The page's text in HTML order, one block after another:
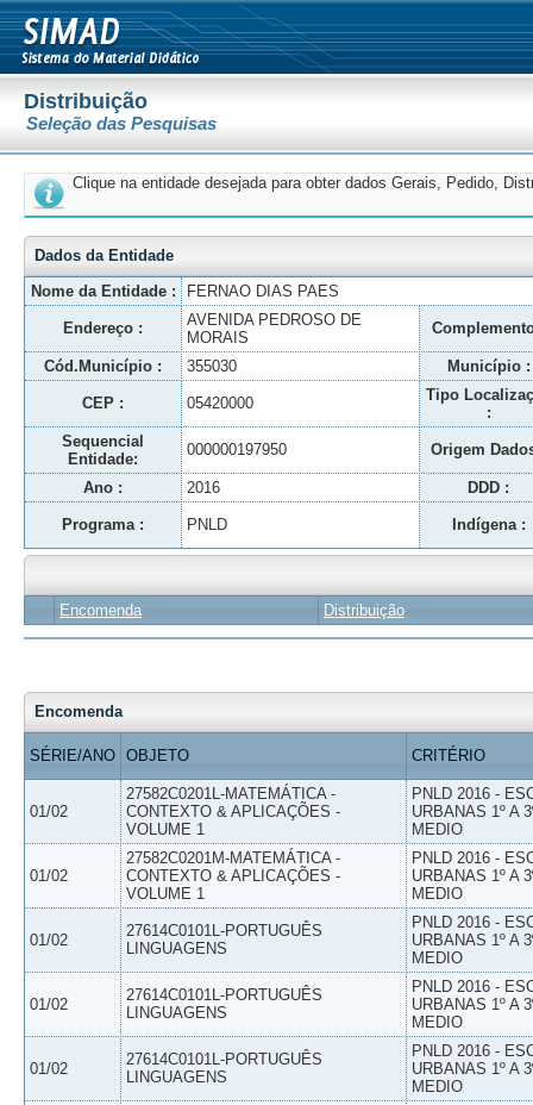
Distribuição
Seleção das Pesquisas
Clique na entidade desejada para obter dados Gerais, Pedido,
Dados da Entidade
Nome da Entidade :
FERNAO DIAS PAES
Endereço :
AVENIDA PEDROSO DE
MORAIS
Cód.Município : 355030 Município :
CEP : 05420000
Tipo
:
Sequencial
Entidade:
000000197950 Origem
Ano : 2016 DDD :
Programa : PNLD Indígena :
Encomenda Distribuição
Encomenda
SÉRIE/ANO OBJETO CRITÉRIO
01/02
27582C0201L-MATEMÁTICA -
CONTEXTO & APLICAÇÕES -
VOLUME 1
PNLD 2016 -
URBANAS 1º A
MEDIO
01/02
27582C0201M-MATEMÁTICA -
CONTEXTO & APLICAÇÕES -
VOLUME 1
PNLD 2016 -
URBANAS 1º A
MEDIO
01/02
27614C0101L-PORTUGUÊS
LINGUAGENS
PNLD 2016 -
URBANAS 1º A
MEDIO
01/02
27614C0101L-PORTUGUÊS
LINGUAGENS
PNLD 2016 -
URBANAS 1º A
MEDIO
01/02
27614C0101L-PORTUGUÊS
LINGUAGENS
PNLD 2016 -
URBANAS 1º A
MEDIO